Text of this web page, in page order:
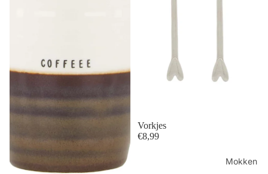
Mokken
Vorkjes
€8,99